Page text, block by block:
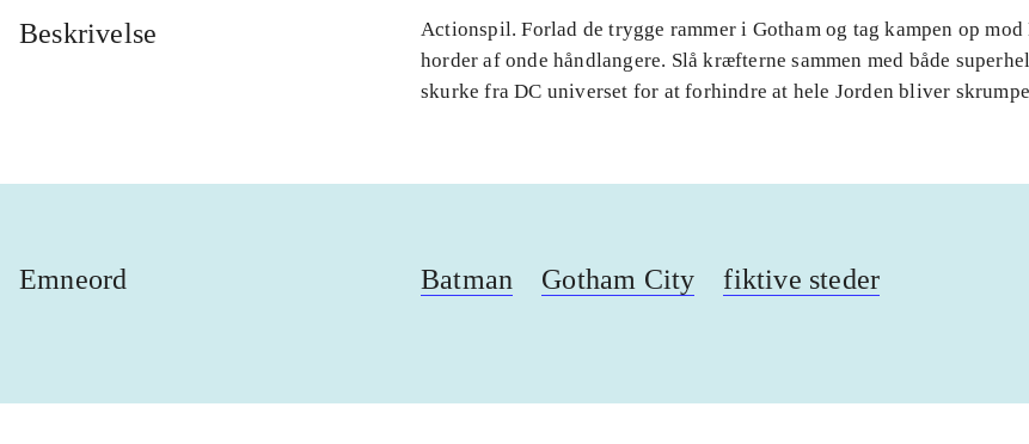
Beskrivelse
Actionspil. Forlad de trygge rammer i Gotham og tag kampen op mod
horder af onde håndlangere. Slå kræfterne sammen med både
skurke fra DC universet for at forhindre at hele Jorden bliver
Emneord Batman Gotham City fiktive steder